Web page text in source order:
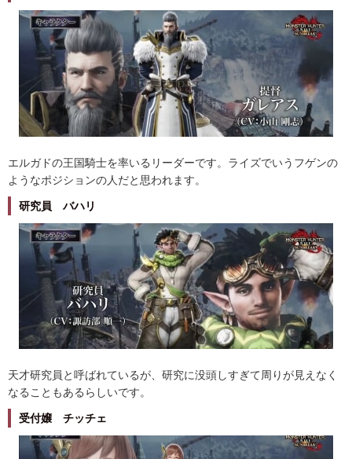
エルガドの王国騎士を率いるリーダーです。ライズでいうフゲンの
ようなポジションの人だと思われます。
研究員 バハリ
天才研究員と呼ばれているが、研究に没頭しすぎて周りが見えなく
なることもあるらしいです。
受付嬢 チッチェ